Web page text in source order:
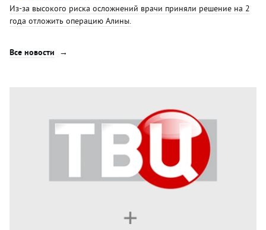
Из-за высокого риска осложнений врачи приняли решение на 2
года отложить операцию Алины.
Все новости